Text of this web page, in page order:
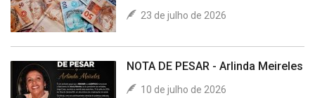
23 de julho de 2026
NOTA DE PESAR - Arlinda Meireles
10 de julho de 2026